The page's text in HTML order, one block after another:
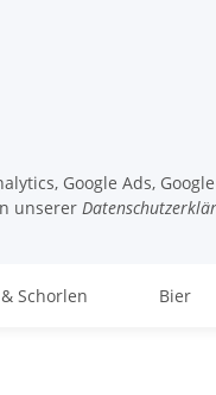
Google Ads,
unserer
Schorlen Bier